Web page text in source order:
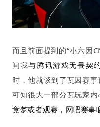
而且前面提到的“小六因
间我与腾讯游戏无畏契
时，他就谈到了瓦因赛
可知很大一部分瓦玩家
竞梦或者观赛，网吧赛事